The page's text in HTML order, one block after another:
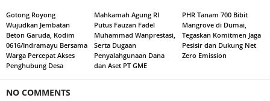
Gotong Royong
Wujudkan Jembatan
Beton Garuda, Kodim
0616/Indramayu Bersama
Warga Percepat Akses
Penghubung Desa
Mahkamah Agung RI
Putus Fauzan Fadel
Muhammad Wanprestasi,
Serta Dugaan
Penyalahgunaan Dana
dan Aset PT GME
PHR Tanam 700 Bibit
Mangrove di Dumai,
Tegaskan Komitmen Jaga
Pesisir dan Dukung Net
Zero Emission
NO COMMENTS